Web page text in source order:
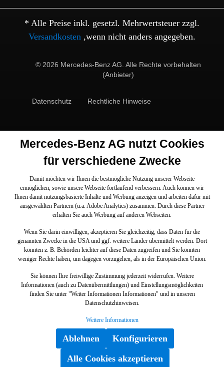
* Alle Preise inkl. gesetzl. Mehrwertsteuer zzgl.
Versandkosten ,wenn nicht anders angegeben.
© 2026 Mercedes-Benz AG. Alle Rechte vorbehalten
(Anbieter)
Datenschutz Rechtliche Hinweise
Mercedes-Benz AG nutzt Cookies
für verschiedene Zwecke
Damit möchten wir Ihnen die bestmögliche Nutzung unserer Webseite
ermöglichen, sowie unsere Webseite fortlaufend verbessern. Auch können wir
Ihnen damit nutzungsbasierte Inhalte und Werbung anzeigen und arbeiten dafür mit
ausgewählten Partnern (u.a. Adobe Analytics) zusammen. Durch diese Partner
erhalten Sie auch Werbung auf anderen Webseiten.
Wenn Sie darin einwilligen, akzeptieren Sie gleichzeitig, dass Daten für die
genannten Zwecke in die USA und ggf. weitere Länder übermittelt werden. Dort
könnten z. B. Behörden leichter auf diese Daten zugreifen und Sie könnten
weniger Rechte haben, um dagegen vorzugehen, als in der Europäischen Union.
Sie können Ihre freiwillige Zustimmung jederzeit widerrufen. Weitere
Informationen (auch zu Datenübermittlungen) und Einstellungsmöglichkeiten
finden Sie unter "Weiter Informationen Informationen" und in unseren
Datenschutzhinweisen.
Weitere Informationen
Ablehnen
Konfigurieren
Alle Cookies akzeptieren